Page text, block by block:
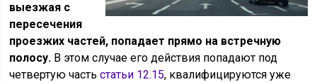
выезжая с
пересечения
проезжих частей, попадает прямо на встречную
полосу. В этом случае его действия попадают под
четвертую частьстатьи 12.15, квалифицируются уже